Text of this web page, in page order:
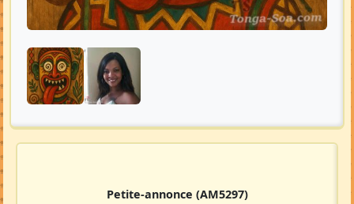
Petite-annonce (AM5297)